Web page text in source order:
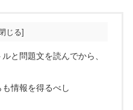
と問題文を読んでから、
も情報を得るべし